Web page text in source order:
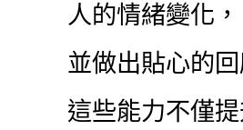
人的情緒變化，
並做出貼心的
這些能力不僅